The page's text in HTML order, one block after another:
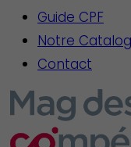
Guide CPF
Notre
Contact